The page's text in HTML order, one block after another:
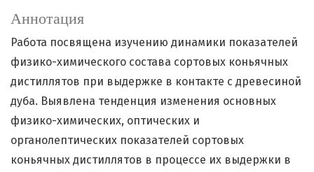
Аннотация
Работа посвящена изучению динамики показателей
физико-химического состава сортовых коньячных
дистиллятов при выдержке в контакте с древесиной
дуба. Выявлена тенденция изменения основных
физико-химических, оптических и
органолептических показателей сортовых
коньячных дистиллятов в процессе их выдержки в